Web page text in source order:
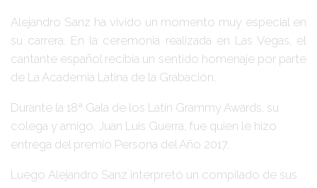
Alejandro Sanz ha vivido un momento muy especial en
su carrera. En la ceremonia realizada en Las Vegas, el
cantante español recibía un sentido homenaje por parte
de La Academia Latina de la Grabación.
Durante la 18ª Gala de los Latin Grammy Awards , su
colega y amigo,
Juan Luis Guerra , fue quien le hizo
entrega del premio Persona del Año 2017
Luego Alejandro Sanz interpretó un compilado de sus